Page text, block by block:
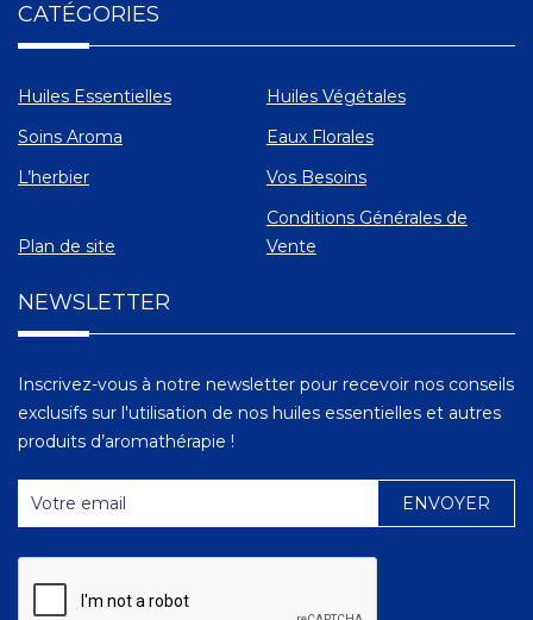
CATÉGORIES
Huiles Essentielles
Huiles Végétales
Soins Aroma
Eaux Florales
L’herbier
Vos Besoins
Plan de site
Conditions Générales de
Vente
NEWSLETTER
Inscrivez-vous à notre newsletter pour recevoir nos conseils
exclusifs sur l'utilisation de nos huiles essentielles et autres
produits d’aromathérapie !